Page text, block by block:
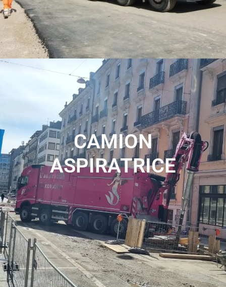
CAMION
ASPIRATRICE
Pour tous vos projet eco responsable
VOIR LES SERVICES